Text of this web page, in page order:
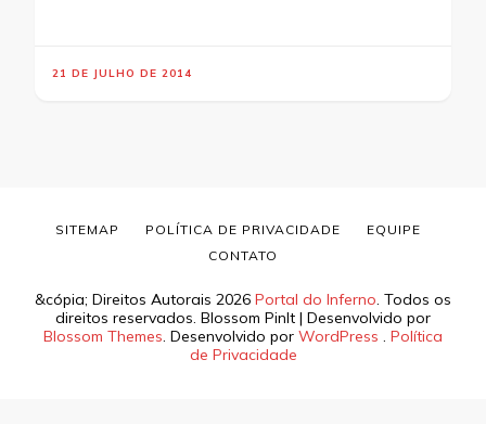
21 DE JULHO DE 2014
&cópia; Direitos Autorais 2026 Portal do Inferno. Todos os
direitos reservados. Blossom PinIt | Desenvolvido por
Blossom Themes. Desenvolvido por WordPress . Política
de Privacidade
SITEMAP POLÍTICA DE PRIVACIDADE
EQUIPE
CONTATO